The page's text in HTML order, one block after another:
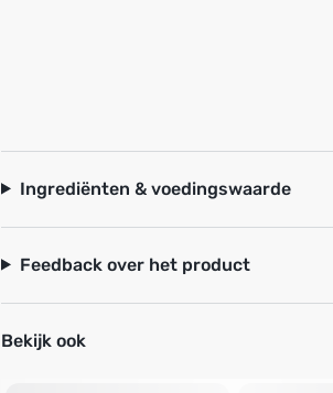
Ingrediënten & voedingswaarde
Feedback over het product
Bekijk ook